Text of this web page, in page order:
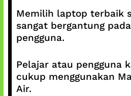
Memilih laptop terbaik
sangat bergantung
pengguna.
Pelajar atau pengguna
cukup menggunakan
Air.